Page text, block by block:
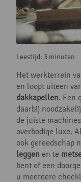
Leestijd: 3 minuten
Het werkterrein
en loopt uiteen
dakkapellen. Een
daarbij
de juiste
overbodige luxe.
ook gereedschap
leggen en te
bent of een
u meerdere